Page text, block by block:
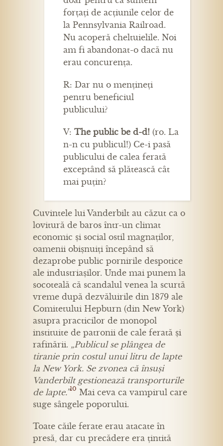
forțați de acțiunile celor de
la Pennsylvania Railroad.
Nu acoperă cheltuielile. Noi
am fi abandonat-o dacă nu
erau concurența.
R: Dar nu o mențineți
pentru beneficiul
publicului?
V: The public be d-d! (ro. La
n-n cu publicul!) Ce-i pasă
publicului de calea ferată
exceptând să plătească cât
mai puțin?
Cuvintele lui Vanderbilt au căzut ca o
lovitură de baros într-un climat
economic și social ostil magnaților,
oamenii obișnuiți începând să
dezaprobe public pornirile despotice
ale industriașilor. Unde mai punem la
socoteală că scandalul venea la scurtă
vreme după dezvăluirile din 1879 ale
Comitetului Hepburn (din New York)
asupra practicilor de monopol
instituite de patronii de cale ferată și
rafinării. „Publicul se plângea de
tiranie prin costul unui litru de lapte
la New York. Se zvonea că însuși
Vanderbilt gestionează transporturile
de lapte.”10 Mai ceva ca vampirul care
suge sângele poporului.
Toate căile ferate erau atacate în
presă, dar cu precădere era țintită